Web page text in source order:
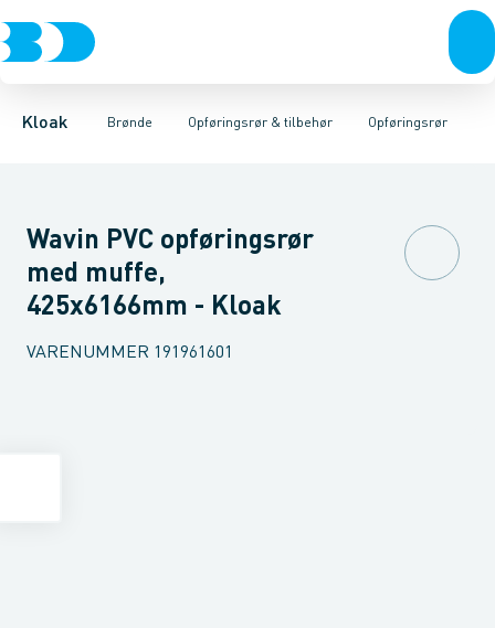
Kloak Brønde
Rør & fittingsBrønde BrøndgodsLinjeafvandingTanke,
Opføringsrør & tilbehør
Rense & inspektions brøndeOpføringsrør & tilbehør
Opføringsrør
OpføringsrørTætningsringeLågBundeMuffer Reduktioner
Wavin PVC opføringsrør
med muffe,
425x6166mm - Kloak
VARENUMMER 191961601